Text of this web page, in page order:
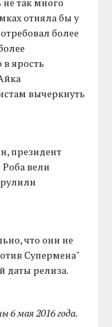
отняла бы у
более
ярость
вычеркнуть
президент
вели
что они не
Супермена"
даты релиза.
6 мая 2016 года.